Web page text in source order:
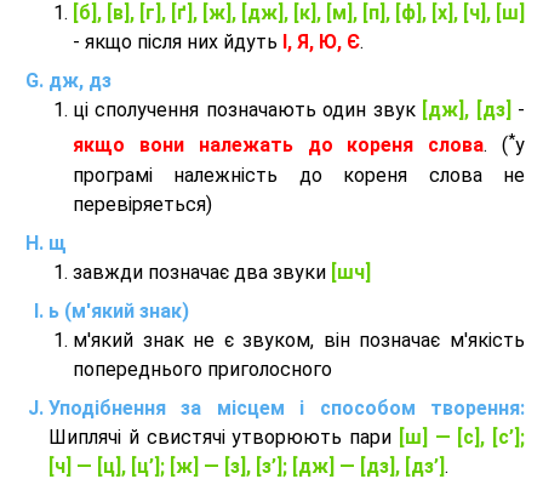
[б], [в], [г], [ґ], [ж], [дж], [к], [м], [п], [ф], [х], [ч], [ш]
- якщо після них йдуть І, Я, Ю, Є.
дж, дз
ці сполучення позначають один звук [дж], [дз] -
якщо вони належать до кореня слова. (*у
програмі належність до кореня слова не
перевіряеться)
щ
завжди позначає два звуки [шч]
ь (м'який знак)
м'який знак не є звуком, він позначає м'якість
попереднього приголосного
Уподібнення за місцем і способом творення:
Шиплячі й свистячі утворюють пари [ш] — [c], [с’];
[ч] — [ц], [ц’]; [ж] — [з], [з’]; [дж] — [дз], [дз’] .